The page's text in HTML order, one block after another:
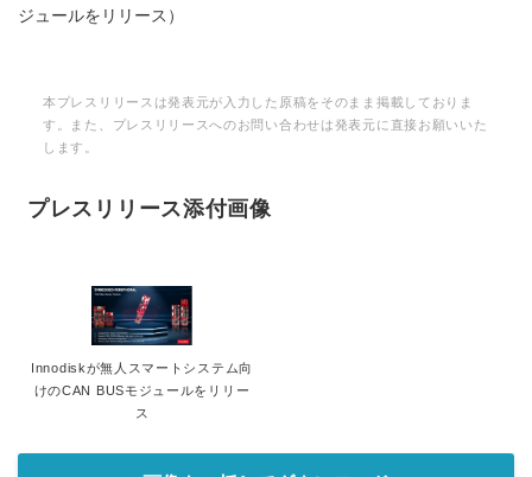
ジュールをリリース）
本プレスリリースは発表元が入力した原稿をそのまま掲載しておりま
す。また、プレスリリースへのお問い合わせは発表元に直接お願いいた
します。
プレスリリース添付画像
Innodiskが無人スマートシステム向
けのCAN BUSモジュールをリリー
ス